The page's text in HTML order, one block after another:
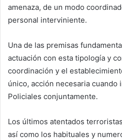
amenaza, de un modo
personal interviniente.
Una de las premisas
actuación con esta tipología y
coordinación y el
único, acción necesaria
Policiales conjuntamente.
Los últimos atentados
así como los habituales y